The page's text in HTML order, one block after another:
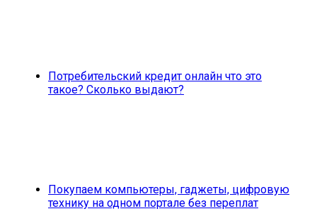
Потребительский кредит онлайн что это
такое? Сколько выдают?
Покупаем компьютеры, гаджеты, цифровую
технику на одном портале без переплат